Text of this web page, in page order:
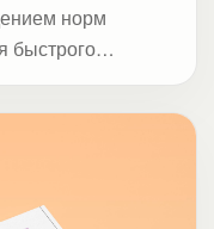
норм
быстрого